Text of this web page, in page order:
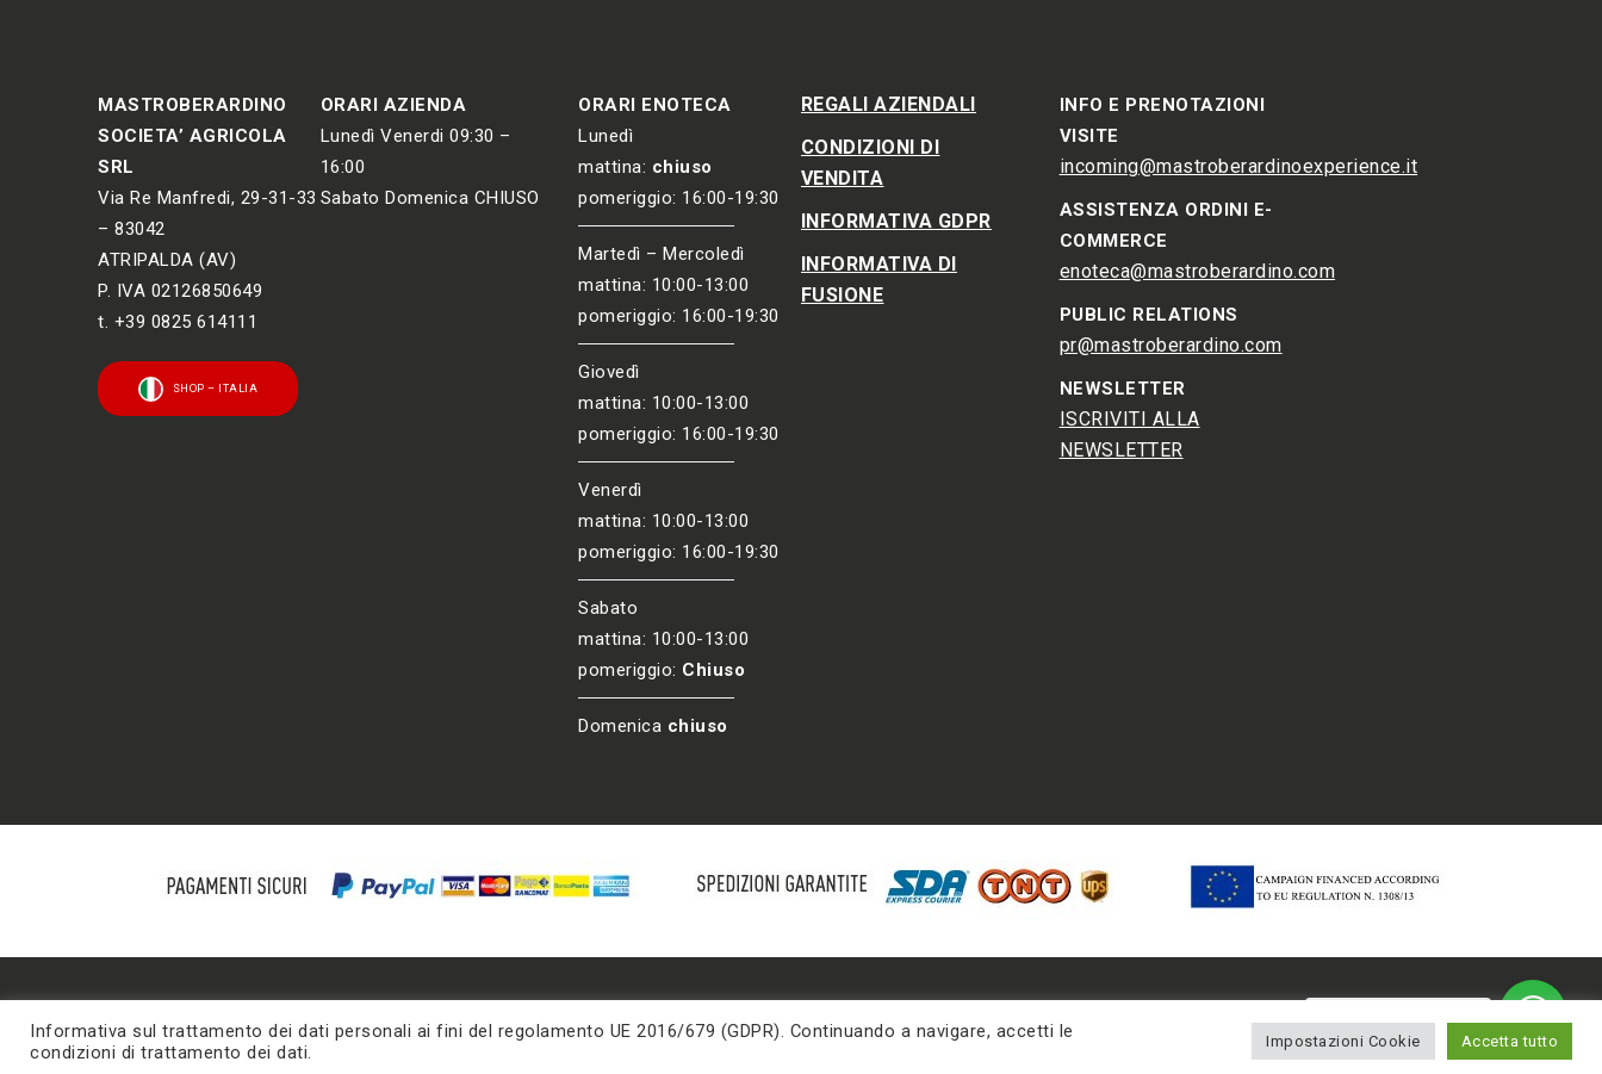
MASTROBERARDINO
SOCIETA’ AGRICOLA
SRL
Via Re Manfredi, 29-31-33
– 83042
ATRIPALDA (AV)
P. IVA 02126850649
t. +39 0825 614111
SHOP – ITALIA
ORARI AZIENDA
Lunedì Venerdi 09:30 –
16:00
Sabato Domenica CHIUSO
ORARI ENOTECA
Lunedì
mattina: chiuso
pomeriggio: 16:00-19:30
Martedì – Mercoledì
mattina: 10:00-13:00
pomeriggio: 16:00-19:30
Giovedì
mattina: 10:00-13:00
pomeriggio: 16:00-19:30
Venerdì
mattina: 10:00-13:00
pomeriggio: 16:00-19:30
Sabato
mattina: 10:00-13:00
pomeriggio: Chiuso
Domenica chiuso
REGALI AZIENDALI
CONDIZIONI DI
VENDITA
INFORMATIVA GDPR
INFORMATIVA DI
FUSIONE
INFO E PRENOTAZIONI
VISITE
incoming@mastroberardinoexperience.it
ASSISTENZA ORDINI E-
COMMERCE
enoteca@mastroberardino.com
PUBLIC RELATIONS
pr@mastroberardino.com
NEWSLETTER
ISCRIVITI ALLA
NEWSLETTER
Informativa sul trattamento dei dati personali ai fini del regolamento UE 2016/679 (GDPR). Continuando a navigare, accetti le
condizioni di trattamento dei dati.
Impostazioni Cookie Accetta tutto
Hai bisogno di aiuto?